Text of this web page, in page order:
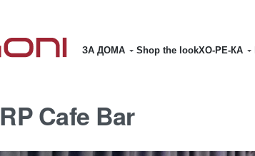
ЗА ДОМА Shop the lookХО-РЕ-КА
RP Cafe Bar